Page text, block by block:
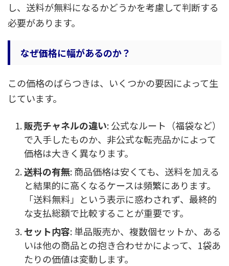
し、送料が無料になるかどうかを考慮して判断する
必要があります。
なぜ価格に幅があるのか？
この価格のばらつきは、いくつかの要因によって生
じています。
販売チャネルの違い: 公式なルート（福袋など）
で入手したものか、非公式な転売品かによって
価格は大きく異なります。
送料の有無: 商品価格は安くても、送料を加える
と結果的に高くなるケースは頻繁にあります。
「送料無料」という表示に惑わされず、最終的
な支払総額で比較することが重要です。
セット内容: 単品販売か、複数個セットか、ある
いは他の商品との抱き合わせかによって、1袋あ
たりの価値は変動します。